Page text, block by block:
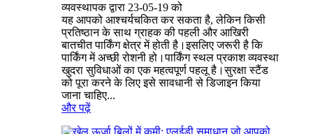
व्यवस्थापक द्वारा 23-05-19 को
यह आपको आश्चर्यचकित कर सकता है, लेकिन किसी
प्रतिष्ठान के साथ ग्राहक की पहली और आखिरी
बातचीत पार्किंग क्षेत्र में होती है।इसलिए जरूरी है कि
पार्किंग में अच्छी रोशनी हो।पार्किंग स्थल प्रकाश व्यवस्था
खुदरा सुविधाओं का एक महत्वपूर्ण पहलू है।सुरक्षा स्टैंड
को पूरा करने के लिए इसे सावधानी से डिजाइन किया
जाना चाहिए...
और पढ़ें